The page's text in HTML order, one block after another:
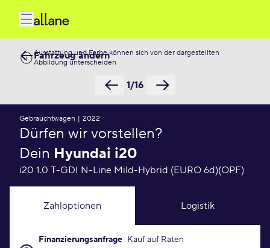
Ausstattung und Farbe können sich von der dargestellten
Abbildung unterscheiden
1/16
Fahrzeug ändern
Gebrauchtwagen | 2022
Dürfen wir vorstellen?
Dein Hyundai i20
i20 1.0 T-GDI N-Line Mild-Hybrid (EURO 6d)(OPF)
Zahloptionen Logistik
Finanzierungsanfrage Konditionen
Finanzierungsanfrage Kauf auf Raten